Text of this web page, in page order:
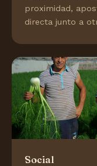
proximidad,
directa junto a
Social